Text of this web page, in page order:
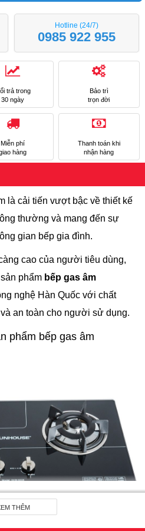
Hotline (24/7)
0985 922 955
trả trong
30 ngày
Bảo trì
trọn đời
Miễn phí
hàng
Thanh toán khi
nhận hàng
là cải tiến vượt bậc về thiết kế
thường và mang đến sự
gian bếp gia đình.
cao của người tiêu dùng,
phẩm bếp gas âm
nghệ Hàn Quốc với chất
an toàn cho người sử dụng.
phẩm bếp gas âm
THÊM